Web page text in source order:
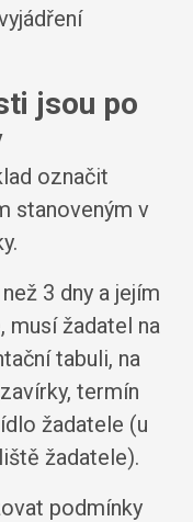
jsou po
označit
stanoveným v
3 dny a jejím
musí žadatel na
tabuli, na
termín
žadatele (u
žadatele).
podmínky